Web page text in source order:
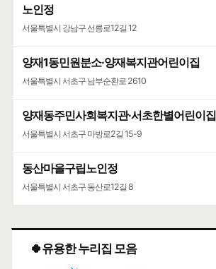
노인정
서울특별시 강남구 선릉로12길 12
양재1동민원분소·양재복지관어린이집
서울특별시 서초구 남부순환로 2610
양재동주민사회복지관·서초한별어린이집
서울특별시 서초구 마방로2길 15-9
동산마을구립노인정
서울특별시 서초구 동산로12길 8
🍀유용한 누리집 모음